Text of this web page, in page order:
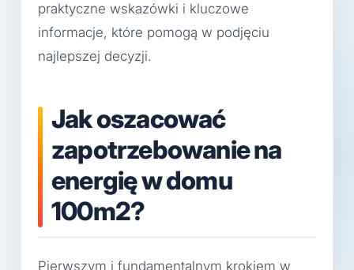
praktyczne wskazówki i kluczowe
informacje, które pomogą w podjęciu
najlepszej decyzji.
Jak oszacować
zapotrzebowanie na
energię w domu
100m2?
Pierwszym i fundamentalnym krokiem w